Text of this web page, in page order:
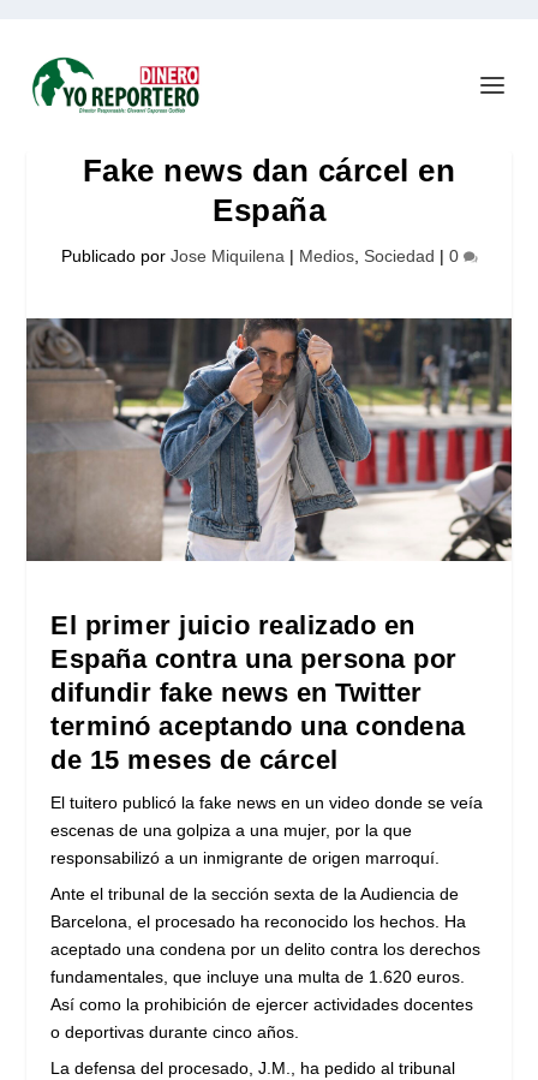
Fake news dan cárcel en
España
Publicado por Jose Miquilena | Medios, Sociedad | 0
El primer juicio realizado en
España contra una persona por
difundir fake news en Twitter
terminó aceptando una condena
de 15 meses de cárcel
El tuitero publicó la fake news en un video donde se veía
escenas de una golpiza a una mujer, por la que
responsabilizó a un inmigrante de origen marroquí.
Ante el tribunal de la sección sexta de la Audiencia de
Barcelona, el procesado ha reconocido los hechos. Ha
aceptado una condena por un delito contra los derechos
fundamentales, que incluye una multa de 1.620 euros.
Así como la prohibición de ejercer actividades docentes
o deportivas durante cinco años.
La defensa del procesado, J.M., ha pedido al tribunal